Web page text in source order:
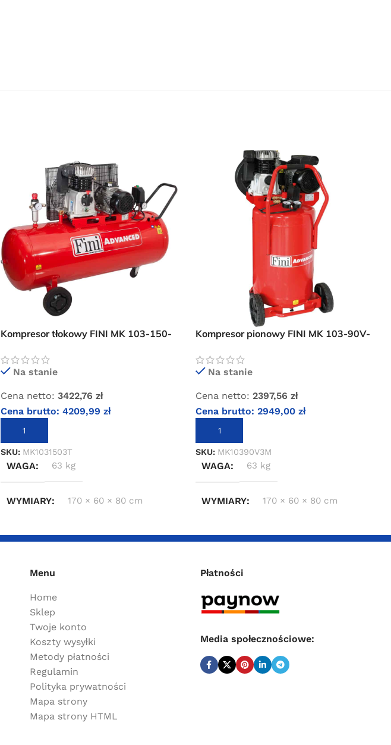
Kompresor tłokowy FINI MK 103-150-
Na stanie
Cena netto: 3422,76 zł
Cena brutto: 4209,99 zł
DODAJ DO KOSZYKA
SKU: MK1031503T
WAGA 63 kg
WYMIARY 170 × 60 × 80 cm
Kompresor pionowy FINI MK 103-90V-
Na stanie
Cena netto: 2397,56zł
Cena brutto:2949,00zł
DODAJ DO KOSZYKA
SKU: MK10390V3M
WAGA 63 kg
WYMIARY 170 × 60 × 80 cm
Menu
Home
Sklep
Twoje konto
Koszty wysyłki
Metody płatności
Regulamin
Polityka prywatności
Mapa strony
Mapa strony HTML
Płatności
Media społecznościowe: